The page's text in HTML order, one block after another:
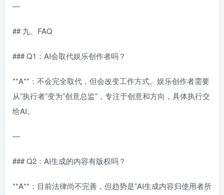
—
## 九、FAQ
### Q1：AI会取代娱乐创作者吗？
**A**：不会完全取代，但会改变工作方式。娱乐创作者需要
从”执行者”变为”创意总监”，专注于创意和方向，具体执行交
给AI。
—
### Q2：AI生成的内容有版权吗？
**A**：目前法律尚不完善，但趋势是”AI生成内容归使用者所